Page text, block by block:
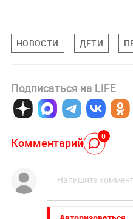
НОВОСТИ ДЕТИ
Подписаться на LIFE
Комментарий 0